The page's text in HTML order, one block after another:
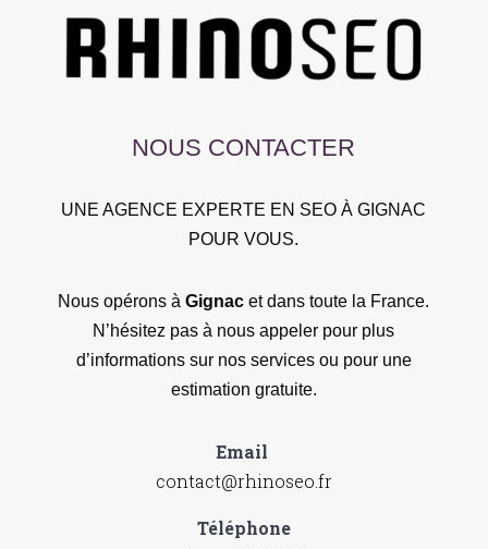
NOUS CONTACTER
UNE AGENCE EXPERTE EN SEO À GIGNAC
POUR VOUS.
Nous opérons àGignac et dans toute la France.
N’hésitez pas à nous appeler pour plus
d’informations sur nos services ou pour une
estimation gratuite.
Email
contact@rhinoseo.fr
Téléphone